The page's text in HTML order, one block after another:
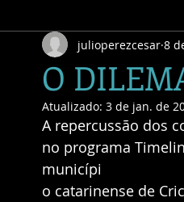
CONTOS CURTOS
O
julioperezcesar 8
Atualizado: 3 de jan. de
A repercussão dos
no programa
municípi
o catarinense de